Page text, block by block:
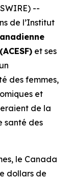
--
de l’Institut
et ses
des femmes,
et
de la
santé des
le Canada
dollars de